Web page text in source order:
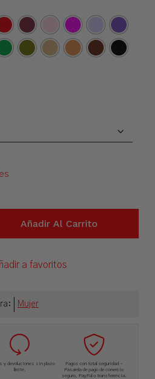
Añadir Al Carrito
a favoritos
Mujer
y devoluciones sin plazo
límite.
Pagos con total seguridad –
Pasarela de pago de comercio
seguro, PayPal o transferencia.